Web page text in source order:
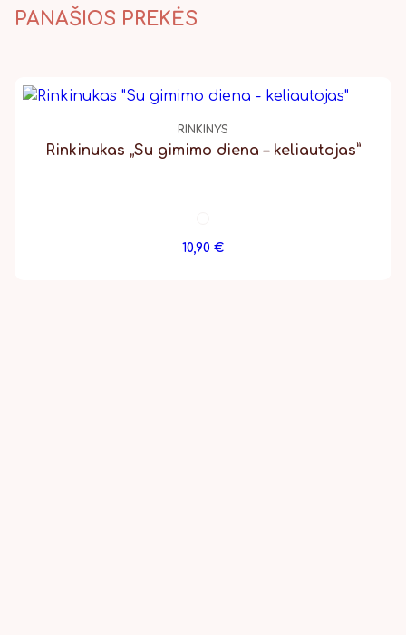
PANAŠIOS PREKĖS
RINKINYS
Rinkinukas „Su gimimo diena – keliautojas”
10,90 €